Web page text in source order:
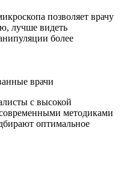
позволяет врачу
лучше видеть
более
врачи
с высокой
методиками
оптимальное